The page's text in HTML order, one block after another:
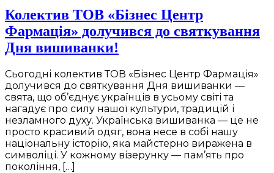
Колектив ТОВ «Бізнес Центр
Фармація» долучився до святкування
Дня вишиванки!
Сьогодні колектив ТОВ «Бізнес Центр Фармація»
долучився до святкування Дня вишиванки —
свята, що об’єднує українців в усьому світі та
нагадує про силу нашої культури, традицій і
незламного духу. Українська вишиванка — це не
просто красивий одяг, вона несе в собі нашу
національну історію, яка майстерно виражена в
символіці. У кожному візерунку — пам’ять про
покоління, […]